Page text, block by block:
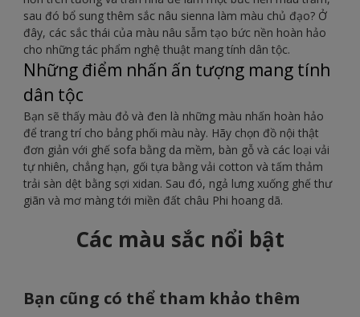
sau đó bổ sung thêm sắc nâu sienna làm màu chủ đạo? Ở
đây, các sắc thái của màu nâu sẫm tạo bức nền hoàn hảo
cho những tác phẩm nghệ thuật mang tính dân tộc.
Những điểm nhấn ấn tượng mang tính
dân tộc
Bạn sẽ thấy màu đỏ và đen là những màu nhấn hoàn hảo
để trang trí cho bảng phối màu này. Hãy chọn đồ nội thật
đơn giản với ghế sofa bằng da mềm, bàn gỗ và các loại vải
tự nhiên, chẳng hạn, gối tựa bằng vải cotton và tấm thảm
trải sàn dệt bằng sợi xidan. Sau đó, ngả lưng xuống ghế thư
giãn và mơ màng tới miền đất châu Phi hoang dã.
Các màu sắc nổi bật
Bạn cũng có thể tham khảo thêm